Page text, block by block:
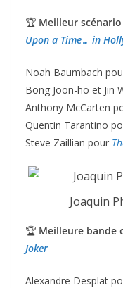
🏆 Meilleur
Upon a Time… in
Noah Baumbach
Bong Joon-ho et Jin
Anthony McCarten
Quentin Tarantino
Steve Zaillian pour
Joaquin
🏆 Meilleure bande
Joker
Alexandre Desplat